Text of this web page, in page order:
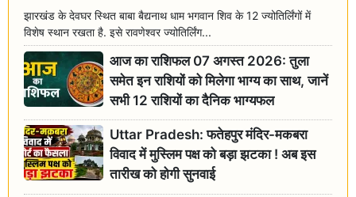
झारखंड के देवघर स्थित बाबा बैद्यनाथ धाम भगवान शिव के 12 ज्योतिर्लिंगों में
विशेष स्थान रखता है. इसे रावणेश्वर ज्योतिर्लिंग...
आज का राशिफल 07 अगस्त 2026: तुला
समेत इन राशियों को मिलेगा भाग्य का साथ, जानें
सभी 12 राशियों का दैनिक भाग्यफल
Uttar Pradesh: फतेहपुर मंदिर-मकबरा
विवाद में मुस्लिम पक्ष को बड़ा झटका ! अब इस
तारीख को होगी सुनवाई